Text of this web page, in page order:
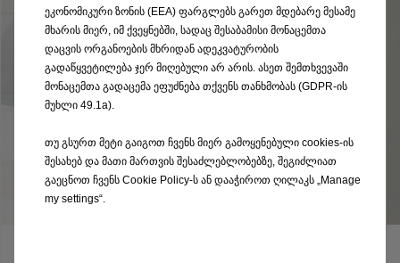
ეკონომიკური ზონის (EEA) ფარგლებს გარეთ მდებარე მესამე
მხარის მიერ, იმ ქვეყნებში, სადაც შესაბამისი მონაცემთა
დაცვის ორგანოების მხრიდან ადეკვატურობის
გადაწყვეტილება ჯერ მიღებული არ არის. ასეთ შემთხვევაში
მონაცემთა გადაცემა ეფუძნება თქვენს თანხმობას (GDPR-ის
მუხლი 49.1a).
თუ გსურთ მეტი გაიგოთ ჩვენს მიერ გამოყენებული cookies-ის
შესახებ და მათი მართვის შესაძლებლობებზე, შეგიძლიათ
გაეცნოთ ჩვენს Cookie Policy-ს ან დააჭიროთ ღილაკს „Manage
my settings“.